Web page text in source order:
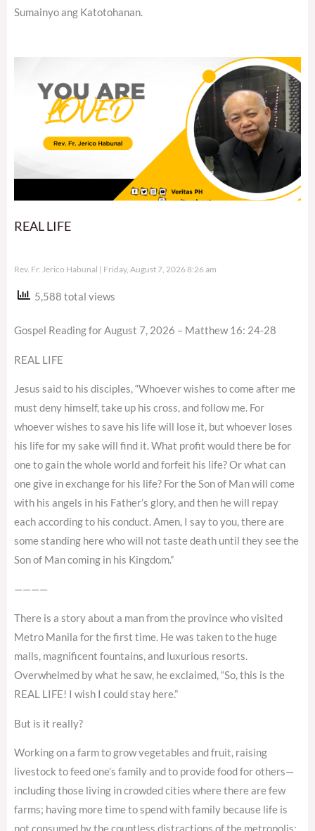
Sumainyo ang Katotohanan.
REAL LIFE
Rev. Fr. Jerico Habunal Friday, August 7, 2026 8:26 am
5,588 total views
Gospel Reading for August 7, 2026 – Matthew 16: 24-28
REAL LIFE
Jesus said to his disciples, “Whoever wishes to come after me
must deny himself, take up his cross, and follow me. For
whoever wishes to save his life will lose it, but whoever loses
his life for my sake will find it. What profit would there be for
one to gain the whole world and forfeit his life? Or what can
one give in exchange for his life? For the Son of Man will come
with his angels in his Father’s glory, and then he will repay
each according to his conduct. Amen, I say to you, there are
some standing here who will not taste death until they see the
Son of Man coming in his Kingdom.”
————
There is a story about a man from the province who visited
Metro Manila for the first time. He was taken to the huge
malls, magnificent fountains, and luxurious resorts.
Overwhelmed by what he saw, he exclaimed, “So, this is the
REAL LIFE! I wish I could stay here.”
But is it really?
Working on a farm to grow vegetables and fruit, raising
livestock to feed one’s family and to provide food for others—
including those living in crowded cities where there are few
farms; having more time to spend with family because life is